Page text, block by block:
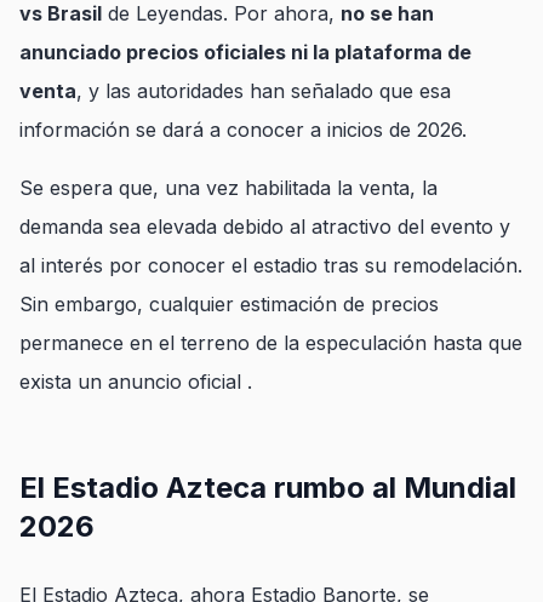
vs Brasil de Leyendas. Por ahora, no se han
anunciado precios oficiales ni la plataforma de
venta, y las autoridades han señalado que esa
información se dará a conocer a inicios de 2026.
Se espera que, una vez habilitada la venta, la
demanda sea elevada debido al atractivo del evento y
al interés por conocer el estadio tras su remodelación.
Sin embargo, cualquier estimación de precios
permanece en el terreno de la especulación hasta que
exista un anuncio oficial .
El Estadio Azteca rumbo al Mundial
2026
El Estadio Azteca, ahora Estadio Banorte, se